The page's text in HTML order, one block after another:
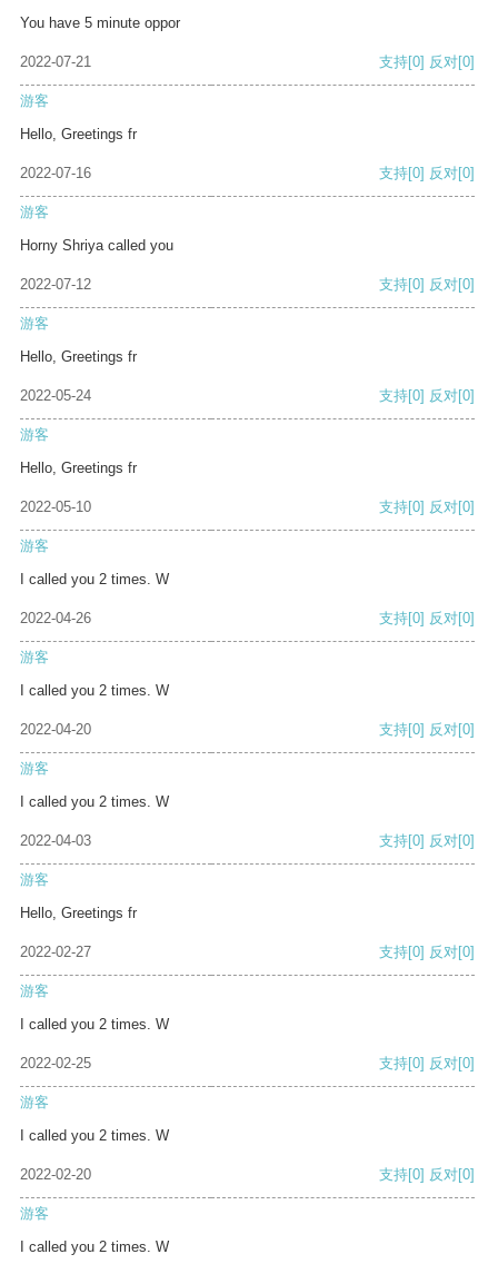
You have 5 minute oppor
2022-07-21 支持[0] 反对[0]
游客
Hello, Greetings fr
2022-07-16 支持[0] 反对[0]
游客
Horny Shriya called you
2022-07-12 支持[0] 反对[0]
游客
Hello, Greetings fr
2022-05-24 支持[0] 反对[0]
游客
Hello, Greetings fr
2022-05-10 支持[0] 反对[0]
游客
I called you 2 times. W
2022-04-26 支持[0] 反对[0]
游客
I called you 2 times. W
2022-04-20 支持[0] 反对[0]
游客
I called you 2 times. W
2022-04-03 支持[0] 反对[0]
游客
Hello, Greetings fr
2022-02-27 支持[0] 反对[0]
游客
I called you 2 times. W
2022-02-25 支持[0] 反对[0]
游客
I called you 2 times. W
2022-02-20 支持[0] 反对[0]
游客
I called you 2 times. W